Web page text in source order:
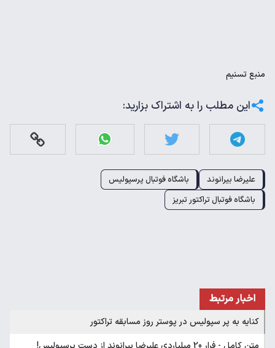
منبعتسنیم
این مطلب را به اشتراک بزارید:
علیرضا بیرانوند
باشگاه فوتبال پرسپولیس
باشگاه فوتبال تراکتور تبریز
اخبار مرتبط
کنایه به پر سپولیس در پوستر روز مسابقه تراکتور